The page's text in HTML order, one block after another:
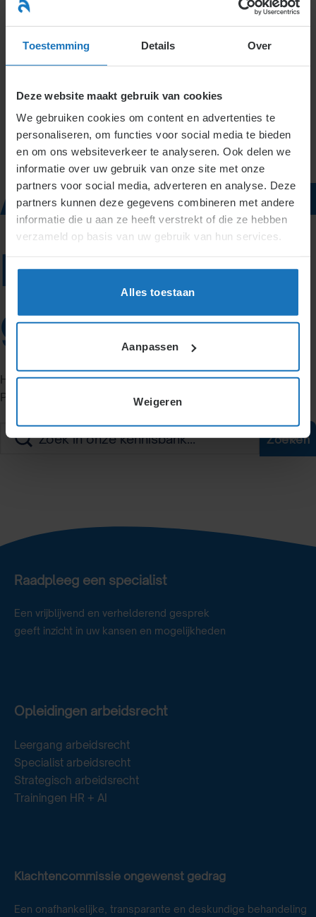
Toestemming Details Over
Deze website maakt gebruik van cookies
We gebruiken cookies om content en advertenties te
personaliseren, om functies voor social media te bieden
en om ons websiteverkeer te analyseren. Ook delen we
informatie over uw gebruik van onze site met onze
partners voor social media, adverteren en analyse. Deze
partners kunnen deze gegevens combineren met andere
informatie die u aan ze heeft verstrekt of die ze hebben
verzameld op basis van uw gebruik van hun services.
Alles toestaan
Aanpassen
Weigeren
naar
inhoud
TAG
ARCHIEVEN:
Niets
gevonden
Het lijkt erop dat we niet kunnen vinden wat je zoekt.
Probeer de zoekbalk.
Zoeken
Raadpleeg een specialist
Een vrijblijvend en verhelderend gesprek
geeft inzicht in uw kansen en mogelijkheden
Opleidingen arbeidsrecht
Leergang arbeidsrecht
Specialist arbeidsrecht
Strategisch arbeidsrecht
Trainingen HR + AI
Klachtencommissie ongewenst gedrag
Een onafhankelijke, transparante en deskundige behandeling